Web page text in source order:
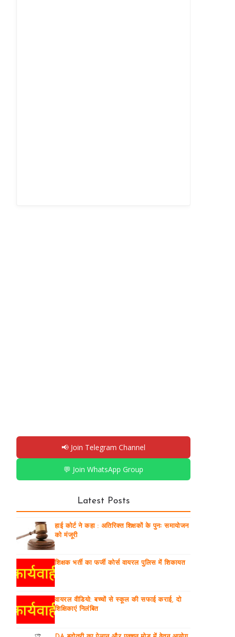
📢 Join Telegram Channel
💬 Join WhatsApp Group
Latest Posts
हाई कोर्ट ने कहा : अतिरिक्त शिक्षकों के पुनः समायोजन
को मंजूरी
शिक्षक भर्ती का फर्जी कोर्स वायरल पुलिस में शिकायत
वायरल वीडियो: बच्चों से स्कूल की सफाई कराई, दो
शिक्षिकाएं निलंबित